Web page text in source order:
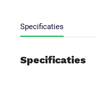
Specificaties
Specificaties